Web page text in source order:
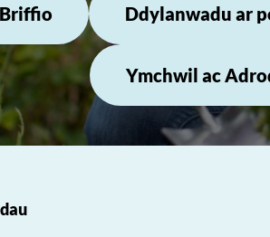
Briffio Ddylanwadu ar
Ymchwil ac